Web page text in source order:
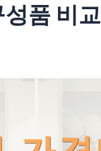
품 비교